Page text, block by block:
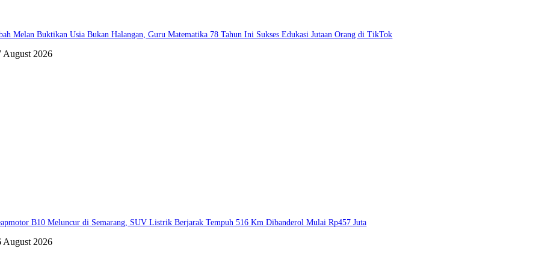
Melan Buktikan Usia Bukan Halangan, Guru Matematika 78 Tahun Ini Sukses Edukasi Jutaan Orang di TikTok
August 2026
B10 Meluncur di Semarang, SUV Listrik Berjarak Tempuh 516 Km Dibanderol Mulai Rp457 Juta
August 2026